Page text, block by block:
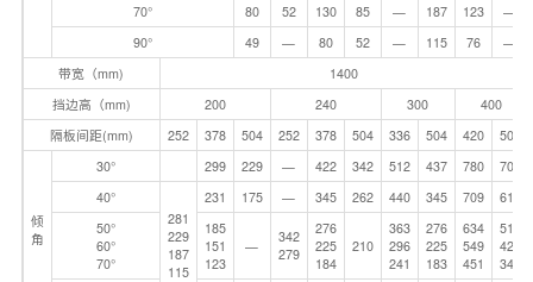
70° 80 52 130 85 — 187 123
—
90°
49 — 80 52 — 115 76
—
带宽（mm)
1400
挡边高（mm)
200 240 300
400
隔板间距(mm)
252 378 504 252 378 504 336 504 420 504
倾
角
30° 299 229 — 422 342 512 437 780
707
40°
281
229
187
115
231 175 — 345 262 440 345 709
614
50°
60°
70°
185
151
123
—
342
279
276
225
184
210
363
296
241
276
225
183
634
549
451
515
420
343